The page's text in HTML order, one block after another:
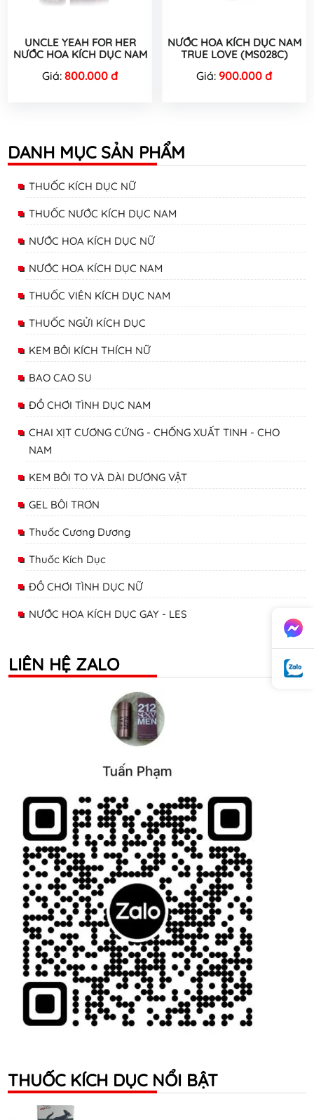
UNCLE YEAH FOR HER
NƯỚC HOA KÍCH DỤC NAM
Giá: 800.000 đ
NƯỚC HOA KÍCH DỤC NAM
TRUE LOVE (MS028C)
Giá: 900.000 đ
DANH MỤC SẢN PHẨM
THUỐC KÍCH DỤC NỮ
THUỐC NƯỚC KÍCH DỤC NAM
NƯỚC HOA KÍCH DỤC NỮ
NƯỚC HOA KÍCH DỤC NAM
THUỐC VIÊN KÍCH DỤC NAM
THUỐC NGỬI KÍCH DỤC
KEM BÔI KÍCH THÍCH NỮ
BAO CAO SU
ĐỒ CHƠI TÌNH DỤC NAM
CHAI XỊT CƯƠNG CỨNG - CHỐNG XUẤT TINH - CHO
NAM
KEM BÔI TO VÀ DÀI DƯƠNG VẬT
GEL BÔI TRƠN
Thuốc Cương Dương
Thuốc Kích Dục
ĐỒ CHƠI TÌNH DỤC NỮ
NƯỚC HOA KÍCH DỤC GAY - LES
LIÊN HỆ ZALO
THUỐC KÍCH DỤC NỔI BẬT